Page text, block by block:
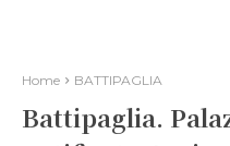
Home BATTIPAGLIA
Battipaglia.